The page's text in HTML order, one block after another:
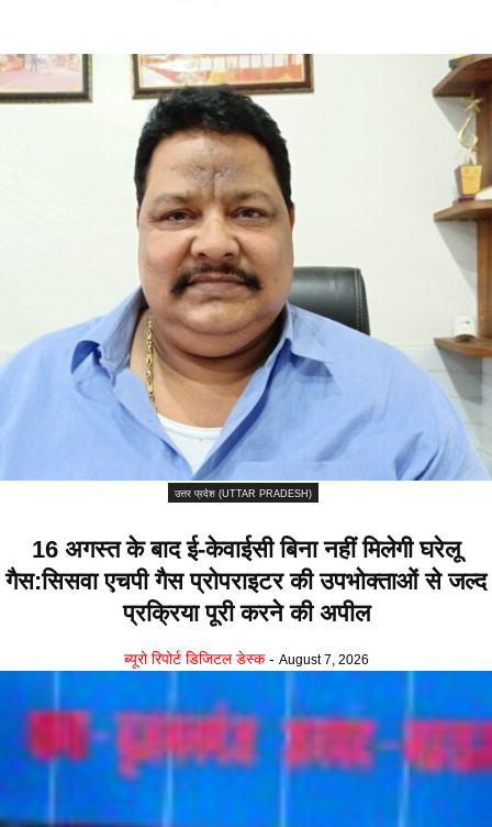
उत्तर प्रदेश (UTTAR PRADESH)
16 अगस्त के बाद ई-केवाईसी बिना नहीं मिलेगी घरेलू
गैस:सिसवा एचपी गैस प्रोपराइटर की उपभोक्ताओं से जल्द
प्रक्रिया पूरी करने की अपील
ब्यूरो रिपोर्ट डिजिटल डेस्क - August 7, 2026